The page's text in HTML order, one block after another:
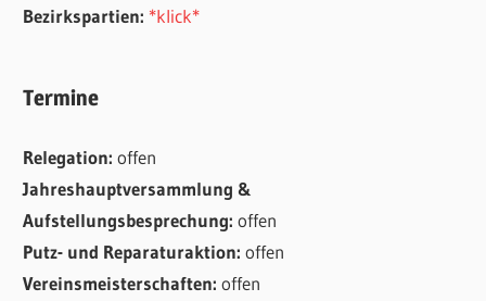
Bezirkspartien: *klick*
Termine
Relegation:offen
Jahreshauptversammlung &
Aufstellungsbesprechung:offen
Putz- und Reparaturaktion:offen
Vereinsmeisterschaften:offen